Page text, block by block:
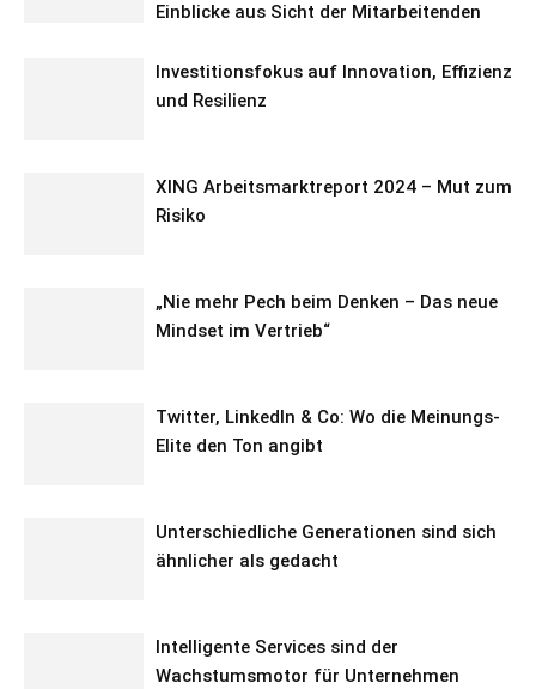
Einblicke aus Sicht der Mitarbeitenden
Investitionsfokus auf Innovation, Effizienz
und Resilienz
XING Arbeitsmarktreport 2024 – Mut zum
Risiko
„Nie mehr Pech beim Denken – Das neue
Mindset im Vertrieb“
Twitter, LinkedIn & Co: Wo die Meinungs-
Elite den Ton angibt
Unterschiedliche Generationen sind sich
ähnlicher als gedacht
Intelligente Services sind der
Wachstumsmotor für Unternehmen